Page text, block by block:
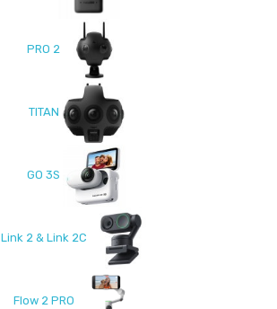
PRO 2
TITAN
GO 3S
Link 2 & Link 2C
Flow 2 PRO